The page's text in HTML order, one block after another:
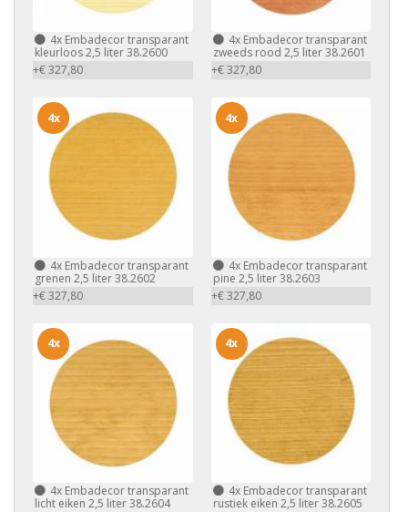
4x Embadecor transparant
kleurloos 2,5 liter 38.2600
+€ 327,80
4xEmbadecor transparant
zweeds rood 2,5 liter 38.2601
+€ 327,80
4x Embadecor transparant
grenen 2,5 liter 38.2602
+€ 327,80
4x
4xEmbadecor transparant
pine 2,5 liter 38.2603
+€ 327,80
4x
4x Embadecor transparant
licht eiken 2,5 liter 38.2604
4x
4xEmbadecor transparant
rustiek eiken 2,5 liter 38.2605
4x